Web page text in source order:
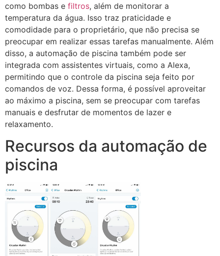
como bombas e filtros, além de monitorar a
temperatura da água. Isso traz praticidade e
comodidade para o proprietário, que não precisa se
preocupar em realizar essas tarefas manualmente. Além
disso, a automação de piscina também pode ser
integrada com assistentes virtuais, como a Alexa,
permitindo que o controle da piscina seja feito por
comandos de voz. Dessa forma, é possível aproveitar
ao máximo a piscina, sem se preocupar com tarefas
manuais e desfrutar de momentos de lazer e
relaxamento.
Recursos da automação de
piscina